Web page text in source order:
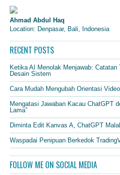
Ahmad Abdul Haq
Location: Denpasar, Bali, Indonesia
RECENT POSTS
Ketika AI Menolak Menjawab:
Desain Sistem
Cara Mudah Mengubah Orientasi
Mengatasi Jawaban Kacau ChatGPT
Lama”
Diminta Edit Kanvas A, ChatGPT
Waspadai Penipuan Berkedok
FOLLOW ME ON SOCIAL MEDIA